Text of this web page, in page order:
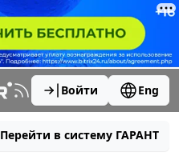
Войти Eng
Перейти в систему ГАРАНТ